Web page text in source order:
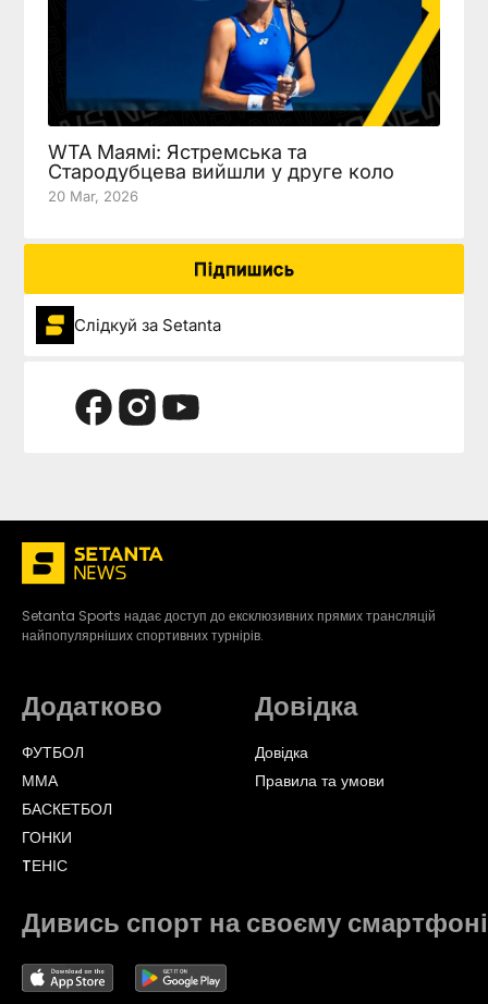
WTA Маямі: Ястремська та
Стародубцева вийшли у друге коло
20 Mar, 2026
Підпишись
Слідкуй за Setanta
Setanta Sports надає доступ до ексклюзивних прямих трансляцій
найпопулярніших спортивних турнірів.
Додатково
ФУТБОЛ
ММА
БАСКЕТБОЛ
ГОНКИ
TЕНІС
Довідка
Довідка
Правила та умови
Дивись спорт на своєму смартфоні